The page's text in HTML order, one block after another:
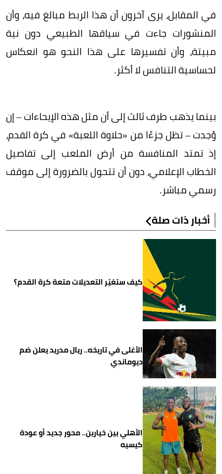
في المقابل، يرى آخرون أن هذا الربط مبالغ فيه، وأن
المنشورات جاءت في سياقها الطبيعي دون نية
مبيتة، وأن تفسيرها على هذا النحو هو انعكاس
لحساسية التنافس لا أكثر.
بينما يذهب طرف ثالث إلى أن مثل هذه الإيحاءات – إن
وُجدت – تظل جزءًا من «حلاوة اللعبة» في كرة القدم،
إذ تمتد المنافسة من أرض الملعب إلى تفاصيل
الخطاب الإعلامي، دون أن تتحول بالضرورة إلى موقف
رسمي مباشر.
أخبار ذات صلة
كيف ستغيّر التعديلات متعة كرة القدم؟
الأغلى في تاريخه.. ريال مدريد يعلن ضم
ديوماندي
الأهلي بين خيارين.. محور جديد أو عودة
كيسيه